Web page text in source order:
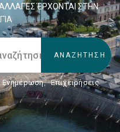
ΑΛΛΑΓΈΣ ΈΡΧΟΝΤΑΙ ΣΤΗΝ
Ενημέρωση, Επιχειρήσεις